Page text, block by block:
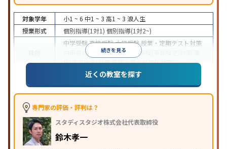
続きを見る
対象学年 小1 ~ 6 中1 ~ 3 高1 ~ 3 浪人生
授業形式
個別指導(1対1) 個別指導(1対2~)
中学受験高校受験大学受験 授業・定期テスト対策
内申点対策
学習習慣の定着 英検(英語検定)対策
検(漢字検定)対策英語・英会話特化対策
1科目から受講可能季節講習のみの受講可
※2023年3月調査。小学校高学年の個別指導塾アンケート調査方法を参
近くの教室を探す
専門家の評価・評判は？
スタディスタジオ株式会社代表取締役
鈴木孝一